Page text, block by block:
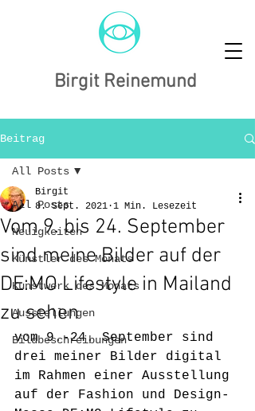
Birgit Reinemund
Beitrag
All Posts
Neuigkeiten
Künstler des Monats
Kunstwerk des Monats
Ausstellungen
Bildbeschreibungen
All Posts
Vom 9. bis 24. September
sind meine Bilder auf der
DE:MO Lifestyle in Mailand
zu sehen
Birgit
8. Sept. 2021 1 Min. Lesezeit
vom 9.-24. September sind
drei meiner Bilder digital
im Rahmen einer Ausstellung
auf der Fashion und Design-